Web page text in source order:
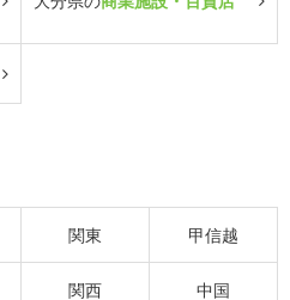
関東 甲信越
関西 中国